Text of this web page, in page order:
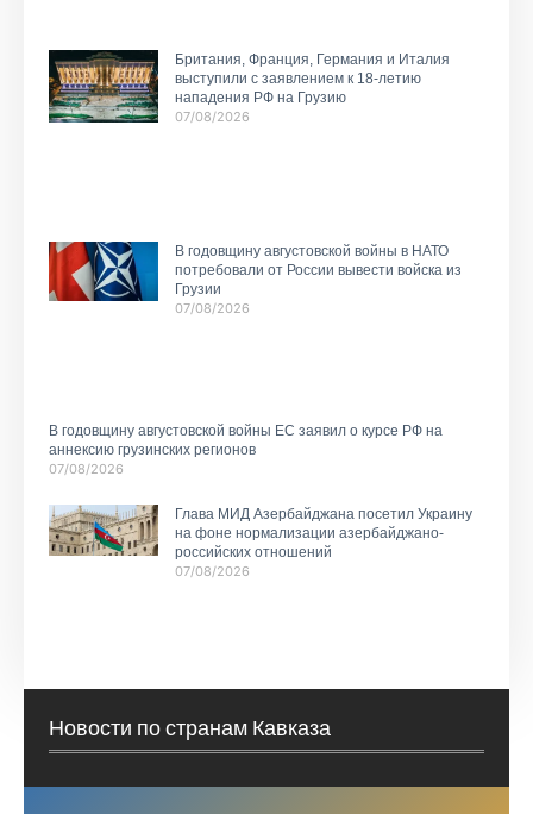
Британия, Франция, Германия и Италия
выступили с заявлением к 18-летию
нападения РФ на Грузию
07/08/2026
В годовщину августовской войны в НАТО
потребовали от России вывести войска из
Грузии
07/08/2026
В годовщину августовской войны ЕС заявил о курсе РФ на
аннексию грузинских регионов
07/08/2026
Глава МИД Азербайджана посетил Украину
на фоне нормализации азербайджано-
российских отношений
07/08/2026
Новости по странам Кавказа